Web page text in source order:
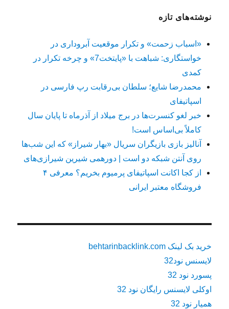
نوشته‌های تازه
«اسباب زحمت» و تکرار موقعیت آبروداری در
خواستگاری: شباهت با «پایتخت7» و چرخه تکرار در
کمدی
محمدرضا شایع؛ سلطان بی‌رقابت رپ فارسی در
اسپاتیفای
خبر لغو کنسرت‌ها در برج میلاد از آذرماه تا پایان سال
کاملاً بی‌اساس است!
آنالیز بازی بازیگران سریال «بهار شیراز» که این شب‌ها
روی آنتن شبکه دو است | دورهمی شیرین شیرازی‌های
از کجا اکانت اسپاتیفای پرمیوم بخریم؟ معرفی ۴
فروشگاه معتبر ایرانی
خرید بک لینک behtarinbacklink.com
لایسنس نود32
پسورد نود 32
اوکلی لایسنس رایگان نود 32
همیار نود 32